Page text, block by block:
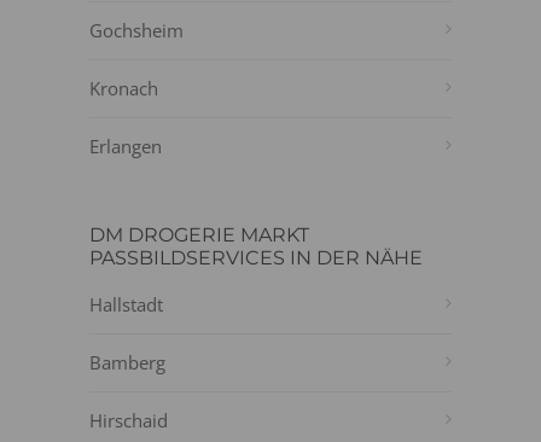
Gochsheim
Kronach
Erlangen
DM DROGERIE MARKT
PASSBILDSERVICES IN DER NÄHE
Hallstadt
Bamberg
Hirschaid